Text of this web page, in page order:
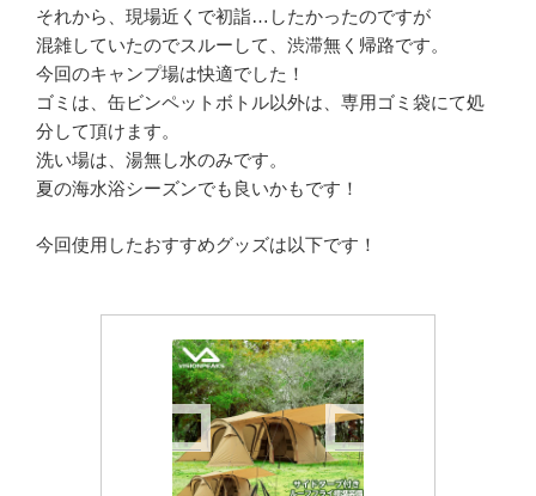
それから、現場近くで初詣…したかったのですが
混雑していたのでスルーして、渋滞無く帰路です。
今回のキャンプ場は快適でした！
ゴミは、缶ビンペットボトル以外は、専用ゴミ袋にて処
分して頂けます。
洗い場は、湯無し水のみです。
夏の海水浴シーズンでも良いかもです！
今回使用したおすすめグッズは以下です！